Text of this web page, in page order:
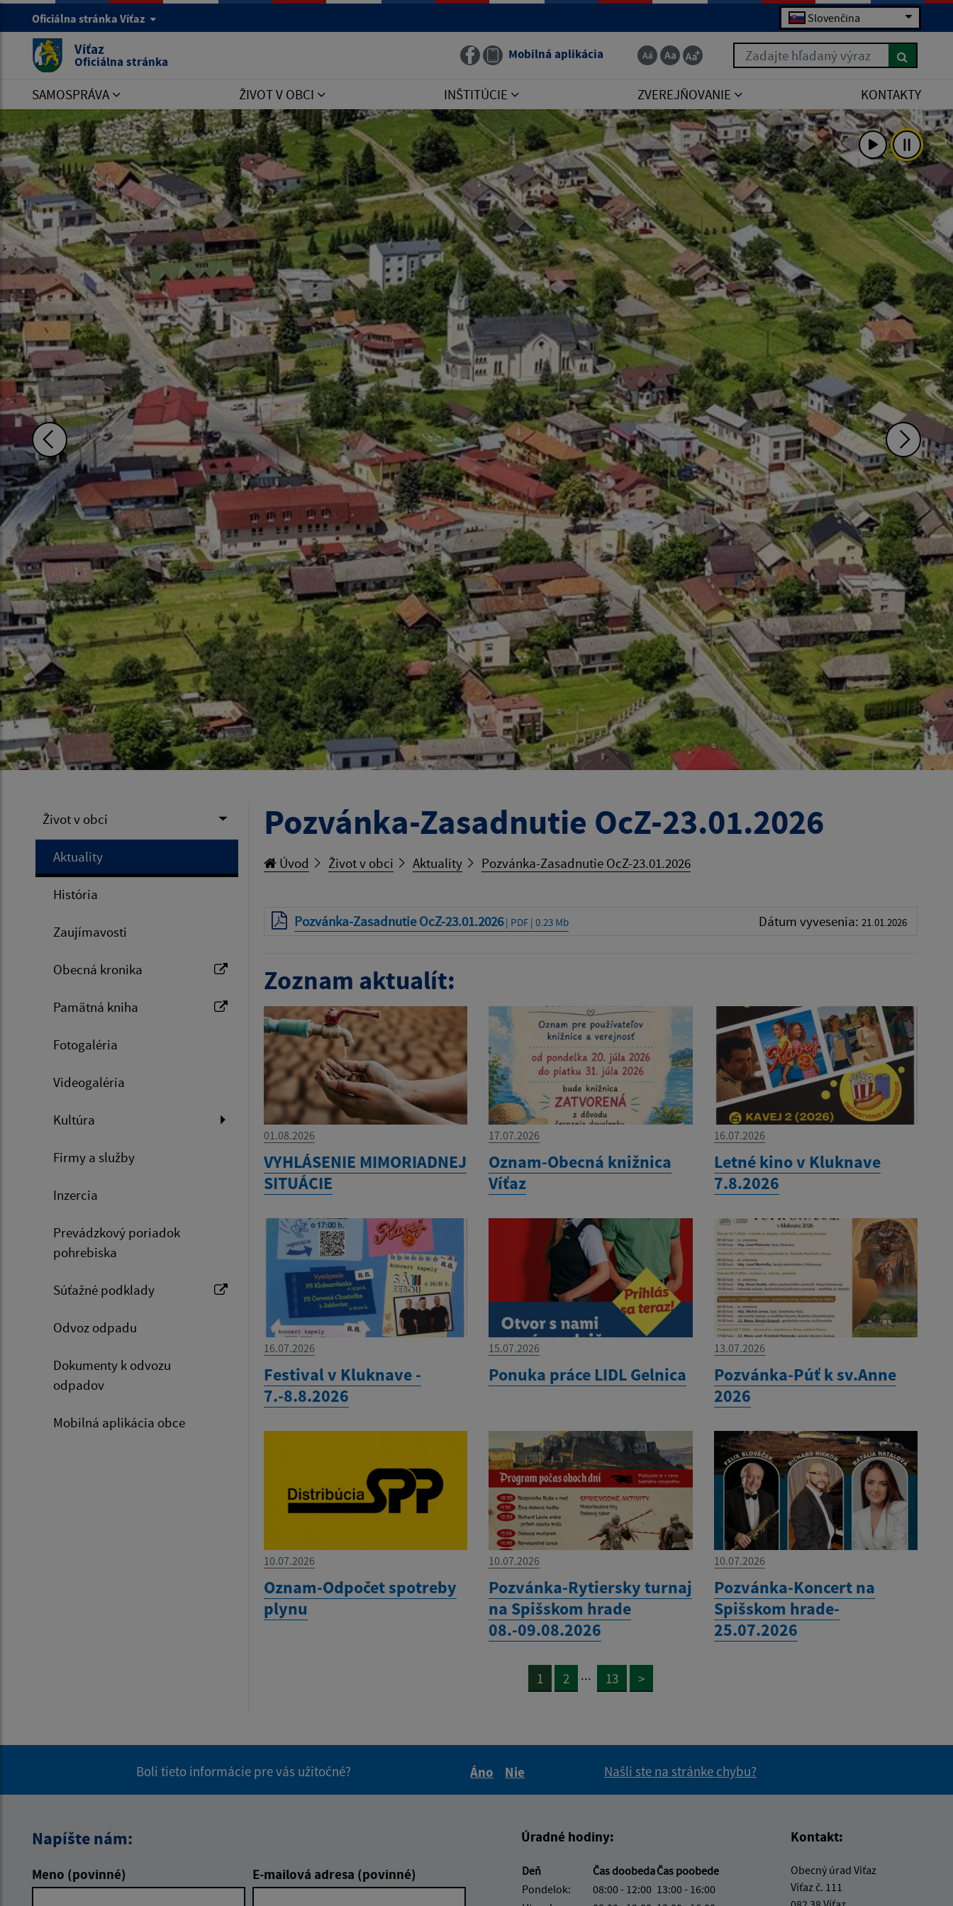
Oficiálna stránka Víťaz Slovenčina
Víťaz
Oficiálna stránka Mobilná aplikácia Zadajte hľadaný výraz
SAMOSPRÁVA ŽIVOT V OBCI INŠTITÚCIE ZVEREJŇOVANIE KONTAKTY
Život v obci
Aktuality
História
Zaujímavosti
Obecná kronika
Pamätná kniha
Fotogaléria
Videogaléria
Kultúra
Firmy a služby
Inzercia
Prevádzkový poriadok
pohrebiska
Súťažné podklady
Odvoz odpadu
Dokumenty k odvozu
odpadov
Mobilná aplikácia obce
Pozvánka-Zasadnutie OcZ-23.01.2026
Úvod Život v obci Aktuality Pozvánka-Zasadnutie OcZ-23.01.2026
Pozvánka-Zasadnutie OcZ-23.01.2026| PDF | 0.23 Mb Dátum vyvesenia: 21.01.2026
Zoznam aktualít:
01.08.2026
VYHLÁSENIE MIMORIADNEJ
SITUÁCIE
17.07.2026
Oznam-Obecná knižnica
Víťaz
16.07.2026
Letné kino v Kluknave
7.8.2026
16.07.2026
Festival v Kluknave -
7.-8.8.2026
15.07.2026
Ponuka práce LIDL Gelnica
13.07.2026
Pozvánka-Púť k sv.Anne
2026
10.07.2026
Oznam-Odpočet spotreby
plynu
10.07.2026
Pozvánka-Rytiersky turnaj
na Spišskom hrade
08.-09.08.2026
10.07.2026
Pozvánka-Koncert na
Spišskom hrade-
25.07.2026
1 2 ... 13 >
Boli tieto informácie pre vás užitočné?
Áno
Nie
Našli ste na stránke chybu?
Napíšte nám:
Meno (povinné) E-mailová adresa (povinné)
Úradné hodiny:
Deň Čas doobedaČas poobede
Pondelok:
08:00 - 12:00 13:00 - 16:00
Kontakt:
Obecný úrad Víťaz
Víťaz č. 111